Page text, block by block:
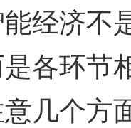
济不
各环节
几个方